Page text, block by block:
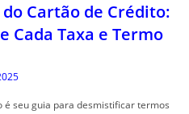
Cartão de Crédito:
Cada Taxa e Termo
seu guia para desmistificar termos